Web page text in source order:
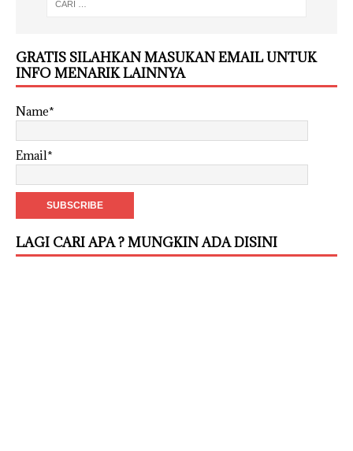
GRATIS SILAHKAN MASUKAN EMAIL UNTUK
INFO MENARIK LAINNYA
Name*
Email*
LAGI CARI APA ? MUNGKIN ADA DISINI